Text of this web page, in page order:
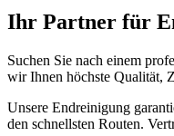
Ihr Partner für
Suchen Sie nach einem
wir Ihnen höchste Qualität,
Unsere Endreinigung
den schnellsten Routen.